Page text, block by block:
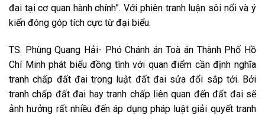
đai tại cơ quan hành chính”. Với phiên tranh luận sôi nổi và ý
kiến đóng góp tích cực từ đại biểu.
TS. Phùng Quang Hải- Phó Chánh án Toà án Thành Phố Hồ
Chí Minh phát biểu đồng tình với quan điểm cần định nghĩa
tranh chấp đất đai trong luật đất đai sửa đổi sắp tới. Bởi
tranh chấp đất đai hay tranh chấp liên quan đến đất đai sẽ
ảnh hưởng rất nhiều đến áp dụng pháp luật giải quyết tranh